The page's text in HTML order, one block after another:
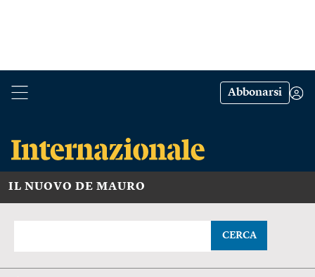
Abbonarsi
IL NUOVO DE MAURO
CERCA